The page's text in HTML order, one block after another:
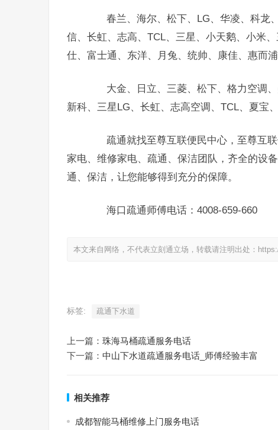
春兰、海尔、松下、LG、华凌、科龙
信、长虹、志高、TCL、三星、小天鹅、小米
仕、富士通、东洋、月兔、统帅、康佳、惠而
大金、日立、三菱、松下、格力空调、
新科、三星LG、长虹、志高空调、TCL、夏宝
疏通就找至尊互联便民中心，至尊互联
家电、维修家电、疏通、保洁团队，齐全的设
通、保洁，让您能够得到充分的保障。
海口疏通师傅电话：4008-659-660
本文来自网络，不代表立刻通立场，转载请注明出处：
标签: 疏通下水道
上一篇： 珠海马桶疏通服务电话
下一篇： 中山下水道疏通服务电话_师傅经验丰富
相关推荐
成都智能马桶维修上门服务电话